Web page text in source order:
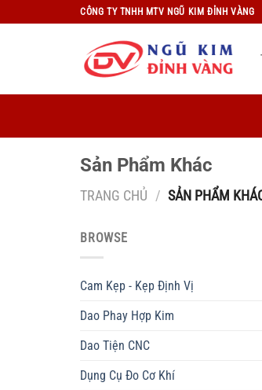
qua
CÔNG TY TNHH MTV NGŨ KIM ĐỈNH VÀNG
Sản Phẩm Khác
TRANG CHỦ / SẢN PHẨM
BROWSE
Cam Kẹp - Kẹp Định Vị
Dao Phay Hợp Kim
Dao Tiện CNC
Dụng Cụ Đo Cơ Khí